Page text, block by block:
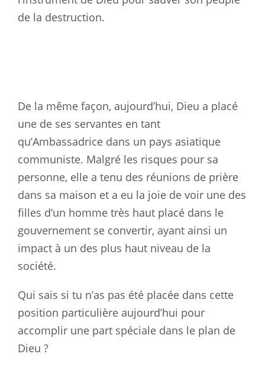
de la destruction.
De la même façon, aujourd’hui, Dieu a placé
une de ses servantes en tant
qu’Ambassadrice dans un pays asiatique
communiste. Malgré les risques pour sa
personne, elle a tenu des réunions de prière
dans sa maison et a eu la joie de voir une des
filles d’un homme très haut placé dans le
gouvernement se convertir, ayant ainsi un
impact à un des plus haut niveau de la
société.
Qui sais si tu n’as pas été placée dans cette
position particulière aujourd’hui pour
accomplir une part spéciale dans le plan de
Dieu ?